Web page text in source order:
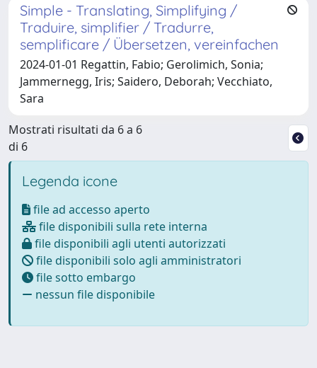
Simple - Translating, Simplifying /
Traduire, simplifier / Tradurre,
semplificare / Übersetzen, vereinfachen
2024-01-01 Regattin, Fabio; Gerolimich, Sonia;
Jammernegg, Iris; Saidero, Deborah; Vecchiato,
Sara
Mostrati risultati da 6 a 6
di 6
Legenda icone
file ad accesso aperto
file disponibili sulla rete interna
file disponibili agli utenti autorizzati
file disponibili solo agli amministratori
file sotto embargo
nessun file disponibile